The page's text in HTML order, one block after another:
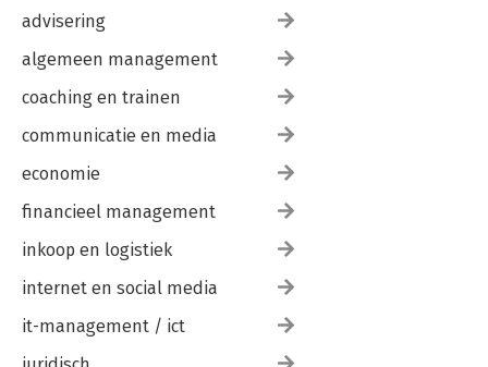
advisering
algemeen management
coaching en trainen
communicatie en media
economie
financieel management
inkoop en logistiek
internet en social media
it-management / ict